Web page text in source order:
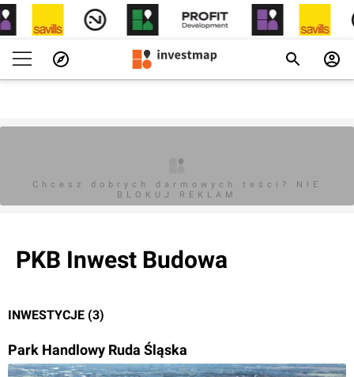
Chcesz dobrych darmowych teści? NIE
BLOKUJ REKLAM
PKB Inwest Budowa
INWESTYCJE (3)
Park Handlowy Ruda Śląska